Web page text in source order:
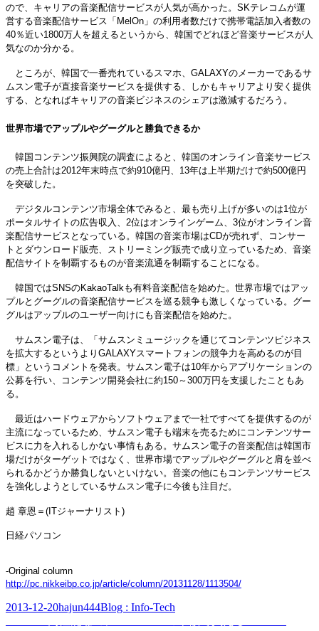
ので、キャリアの音楽配信サービスが人気が高かった。SKテレコムが運
営する音楽配信サービス「MelOn」の利用者数だけで携帯電話加入者数の
40％近い1800万人を超えるというから、韓国でどれほど音楽サービスが人
気なのか分かる。
ところが、韓国で一番売れているスマホ、GALAXYのメーカーであるサ
ムスン電子が直接音楽サービスを提供する、しかもキャリアより安く提供
する、となればキャリアの音楽ビジネスのシェアは激減するだろう。
世界市場でアップルやグーグルと勝負できるか
韓国コンテンツ振興院の調査によると、韓国のオンライン音楽サービス
の売上合計は2012年末時点で約910億円、13年は上半期だけで約500億円
を突破した。
デジタルコンテンツ市場全体でみると、最も売り上げが多いのは1位が
ポータルサイトの広告収入、2位はオンラインゲーム、3位がオンライン音
楽配信サービスとなっている。韓国の音楽市場はCDが売れず、コンサー
トとダウンロード販売、ストリーミング販売で成り立っているため、音楽
配信サイトを制覇するものが音楽流通を制覇することになる。
韓国ではSNSのKakaoTalkも有料音楽配信を始めた。世界市場ではアッ
プルとグーグルの音楽配信サービスを巡る競争も激しくなっている。グー
グルはアップルのユーザー向けにも音楽配信を始めた。
サムスン電子は、「サムスンミュージックを通じてコンテンツビジネス
を拡大するというよりGALAXYスマートフォンの競争力を高めるのが目
標」というコメントを発表。サムスン電子は10年からアプリケーションの
公募を行い、コンテンツ開発会社に約150～300万円を支援したこともあ
る。
最近はハードウェアからソフトウェアまで一社ですべてを提供するのが
主流になっているため、サムスン電子も端末を売るためにコンテンツサー
ビスに力を入れるしかない事情もある。サムスン電子の音楽配信は韓国市
場だけがターゲットではなく、世界市場でアップルやグーグルと肩を並べ
られるかどうか勝負しないといけない。音楽の他にもコンテンツサービス
を強化しようとしているサムスン電子に今後も注目だ。
趙 章恩＝(ITジャーナリスト)
日経パソコン
-Original column
http://pc.nikkeibp.co.jp/article/column/20131128/1113504/
Posted
2013-12-20Author
hajun444Categories
Blog : Info-Tech
Post